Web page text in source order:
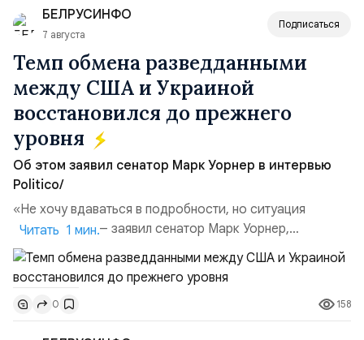
поглощений. Крупнейшей ...
БЕЛРУСИНФО
7 августа
Подписаться
Темп обмена разведданными
между США и Украиной
восстановился до прежнего
уровня
Об этом заявил сенатор Марк Уорнер в интервью
Politico/
«Не хочу вдаваться в подробности, но ситуация
улучшилась», — заявил сенатор Марк Уорнер,
высокопоставленный член комитета по разведке,
добавив, что использование Украиной беспилотников и
ракет большой дальности позволило ей наносить
удары вглубь российской территории и укрепило её
позиции.Сотрудничество со стороны США стало
Читать 1 мин.
0 158